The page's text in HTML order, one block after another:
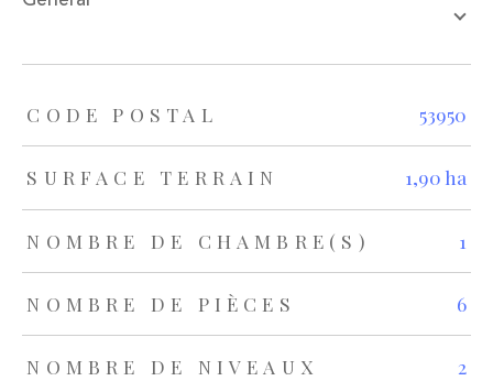
TRAD_ZEPHYR_Caracteristique TRAD_ZEPHYR_Valeurs
CODE POSTAL 53950
SURFACE TERRAIN 1,90 ha
NOMBRE DE CHAMBRE(S) 1
NOMBRE DE PIÈCES 6
NOMBRE DE NIVEAUX 2